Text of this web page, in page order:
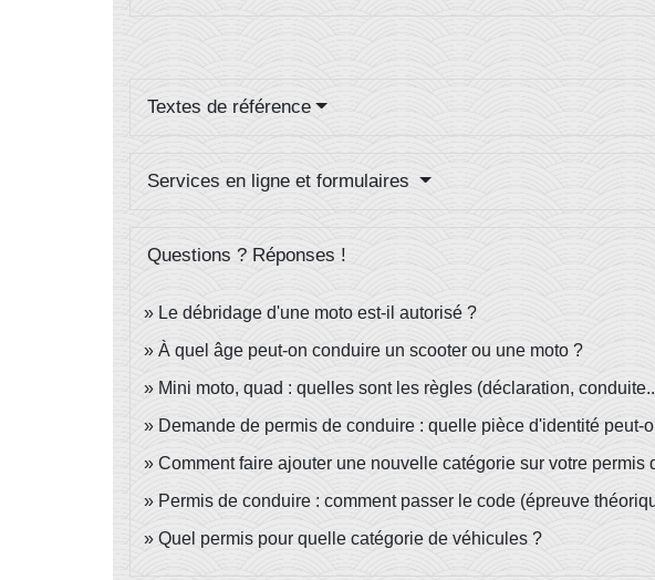
Textes de référence
Services en ligne et formulaires
Questions ? Réponses !
Le débridage d'une moto est-il autorisé ?
À quel âge peut-on conduire un scooter ou une moto ?
Mini moto, quad : quelles sont les règles (déclaration,
Demande de permis de conduire : quelle pièce d'identité peut-
Comment faire ajouter une nouvelle catégorie sur votre permis
Permis de conduire : comment passer le code (épreuve
Quel permis pour quelle catégorie de véhicules ?